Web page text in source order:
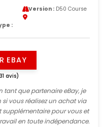
Version :D50 Course
:
EBAY
avis)
tant que partenaire eBay, je
vous réalisez un achat via
pour vous et
en toute indépendance.